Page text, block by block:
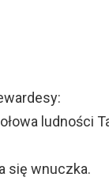
ludności
się wnuczka.